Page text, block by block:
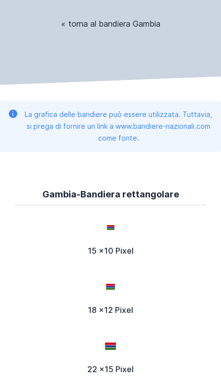
« torna al bandiera Gambia
La grafica delle bandiere può essere utilizzata. Tuttavia,
si prega di fornire un link a www.bandiere-nazionali.com
come fonte.
Gambia-Bandiera rettangolare
15 x10 Pixel
18 x12 Pixel
22 x15 Pixel